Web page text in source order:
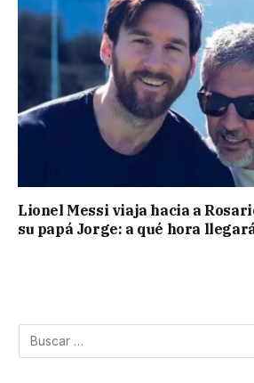
Lionel Messi viaja hacia a
su papá Jorge: a qué hora